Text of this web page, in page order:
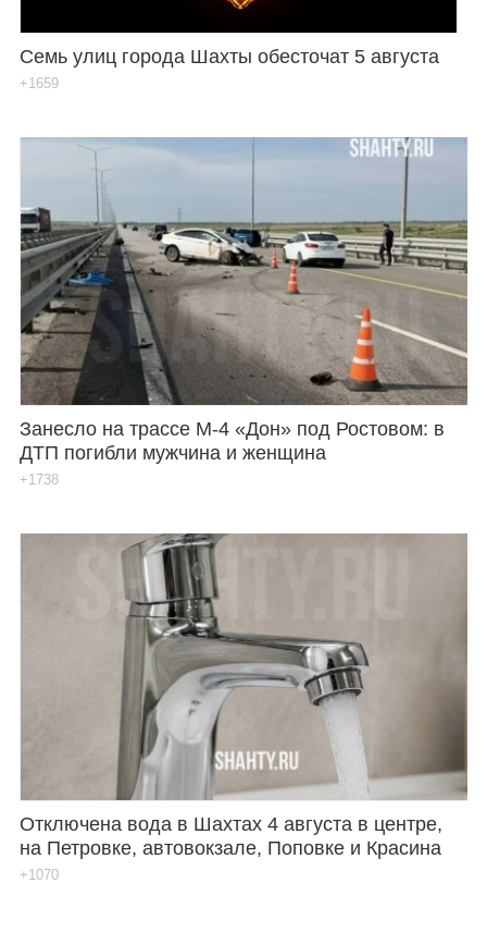
Семь улиц города Шахты обесточат 5 августа
+1659
Занесло на трассе М-4 «Дон» под Ростовом: в
ДТП погибли мужчина и женщина
+1738
Отключена вода в Шахтах 4 августа в центре,
на Петровке, автовокзале, Поповке и Красина
+1070